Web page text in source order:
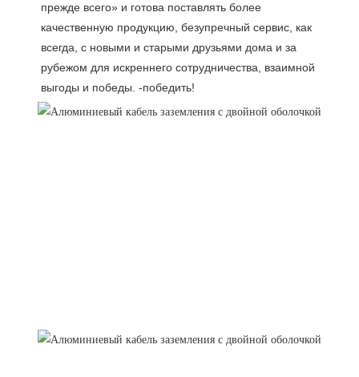
прежде всего» и готова поставлять более
качественную продукцию, безупречный сервис, как
всегда, с новыми и старыми друзьями дома и за
рубежом для искреннего сотрудничества, взаимной